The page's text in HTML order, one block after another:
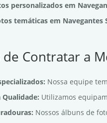
personalizados em
temáticas em Navegantes
Contratar a
Nossa equipe
Utilizamos
Nossos álbuns de